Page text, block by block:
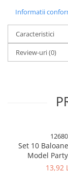
Informatii
Caracteristici
Review-uri(0)
Set 10
Model
13,92